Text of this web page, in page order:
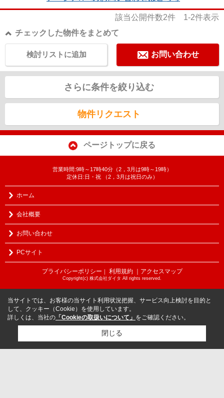
該当公開件数2件 1-2件表示
チェックした物件をまとめて
お問い合わせ
検討リストに追加
さらに条件を絞り込む
物件リクエスト
ページトップに戻る
営業時間:9時～17時40分（2，3月は9時～19時）
定休日:日・祝 （2，3月は祝日のみ）
ホーム
会社概要
お問い合わせ
PCサイト
プライバシーポリシー ｜ 利用規約 ｜アクセスマップ
Copyright(c) 株式会社ダイタ All rights reserved.
当サイトでは、お客様の当サイト利用状況把握、サービス向上検討を目的と
して、クッキー（Cookie）を使用しています。
詳しくは、当社の 「Cookieの取扱いについて」 をご確認ください。
閉じる